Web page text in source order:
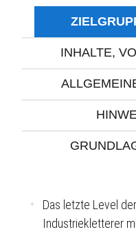
INHALTE,
Das letzte Level
Industriekletterer